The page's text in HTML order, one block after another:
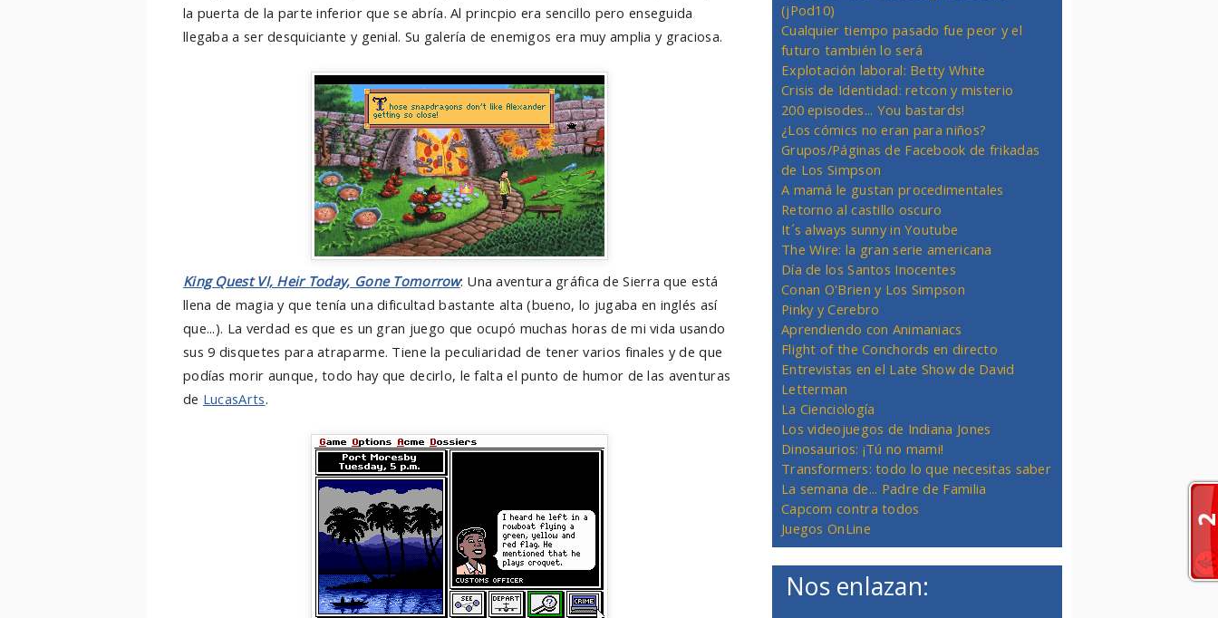
la puerta de la parte inferior que se abría. Al princpio era sencillo pero enseguida
llegaba a ser desquiciante y genial. Su galería de enemigos era muy amplia y graciosa.
King Quest VI, Heir Today, Gone Tomorrow: Una aventura gráfica de Sierra que está
llena de magia y que tenía una dificultad bastante alta (bueno, lo jugaba en inglés así
que...). La verdad es que es un gran juego que ocupó muchas horas de mi vida usando
sus 9 disquetes para atraparme. Tiene la peculiaridad de tener varios finales y de que
podías morir aunque, todo hay que decirlo, le falta el punto de humor de las aventuras
de LucasArts.
(jPod10)
Cualquier tiempo pasado fue peor y el
futuro también lo será
Explotación laboral: Betty White
Crisis de Identidad: retcon y misterio
200 episodes... You bastards!
¿Los cómics no eran para niños?
Grupos/Páginas de Facebook de frikadas
de Los Simpson
A mamá le gustan procedimentales
Retorno al castillo oscuro
It´s always sunny in Youtube
The Wire: la gran serie americana
Día de los Santos Inocentes
Conan O'Brien y Los Simpson
Pinky y Cerebro
Aprendiendo con Animaniacs
Flight of the Conchords en directo
Entrevistas en el Late Show de David
Letterman
La Cienciología
Los videojuegos de Indiana Jones
Dinosaurios: ¡Tú no mami!
Transformers: todo lo que necesitas saber
La semana de... Padre de Familia
Capcom contra todos
Juegos OnLine
Nos enlazan: